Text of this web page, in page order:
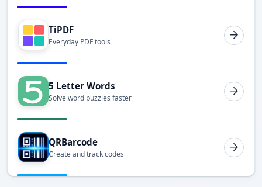
TiPDF
Everyday PDF tools
5 Letter Words
Solve word puzzles faster
QRBarcode
Create and track codes